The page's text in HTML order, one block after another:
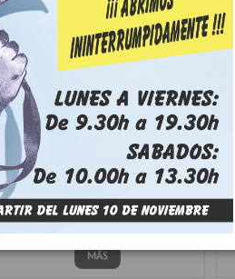
ARCO DE CELLO CODABOW
'DIAMOND GX' - FIBRA DE CARBONO
MÁS